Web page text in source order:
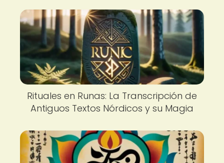
Rituales en Runas: La Transcripción de
Antiguos Textos Nórdicos y su Magia